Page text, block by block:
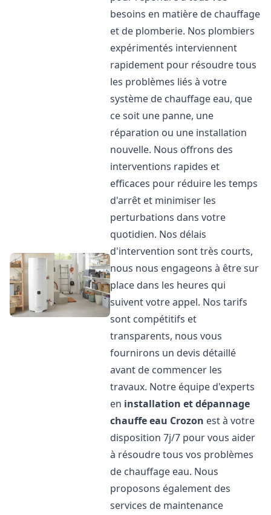
besoins en matière de chauffage
et de plomberie. Nos plombiers
expérimentés interviennent
rapidement pour résoudre tous
les problèmes liés à votre
système de chauffage eau, que
ce soit une panne, une
réparation ou une installation
nouvelle. Nous offrons des
interventions rapides et
efficaces pour réduire les temps
d'arrêt et minimiser les
perturbations dans votre
quotidien. Nos délais
d'intervention sont très courts,
nous nous engageons à être sur
place dans les heures qui
suivent votre appel. Nos tarifs
sont compétitifs et
transparents, nous vous
fournirons un devis détaillé
avant de commencer les
travaux. Notre équipe d'experts
en installation et dépannage
chauffe eau Crozon est à votre
disposition 7j/7 pour vous aider
à résoudre tous vos problèmes
de chauffage eau. Nous
proposons également des
services de maintenance